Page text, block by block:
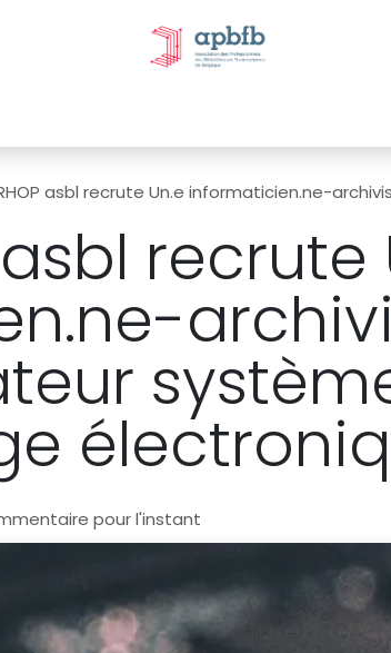
asbl recrute Un.e informaticien.ne-archiviste (F/H/X)
asbl recrute
pour l'instant